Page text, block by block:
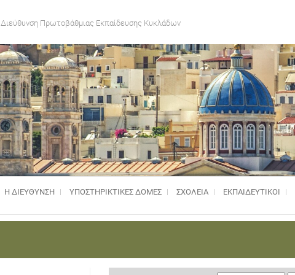
Διεύθυνση Πρωτοβάθμιας Εκπαίδευσης Κυκλάδων
Η ΔΙΕΥΘΥΝΣΗ ΥΠΟΣΤΗΡΙΚΤΙΚΈΣ ΔΟΜΈΣ ΣΧΟΛΕΙΑ ΕΚΠΑΙΔΕΥΤΙΚΟΙ